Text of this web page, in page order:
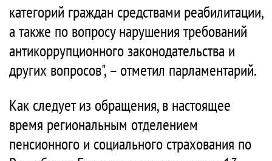
категорий граждан средствами реабилитации,
а также по вопросу нарушения требований
антикоррупционного законодательства и
других вопросов", – отметил парламентарий.
Как следует из обращения, в настоящее
время региональным отделением
пенсионного и социального страхования по